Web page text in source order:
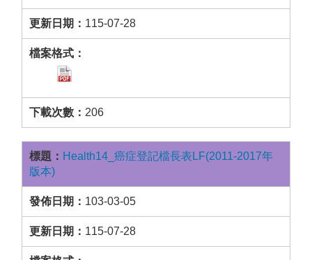
115-07-28
206
Health14_癌症登記檔長表LF(2011-2017年
版本)
103-03-05
115-07-28